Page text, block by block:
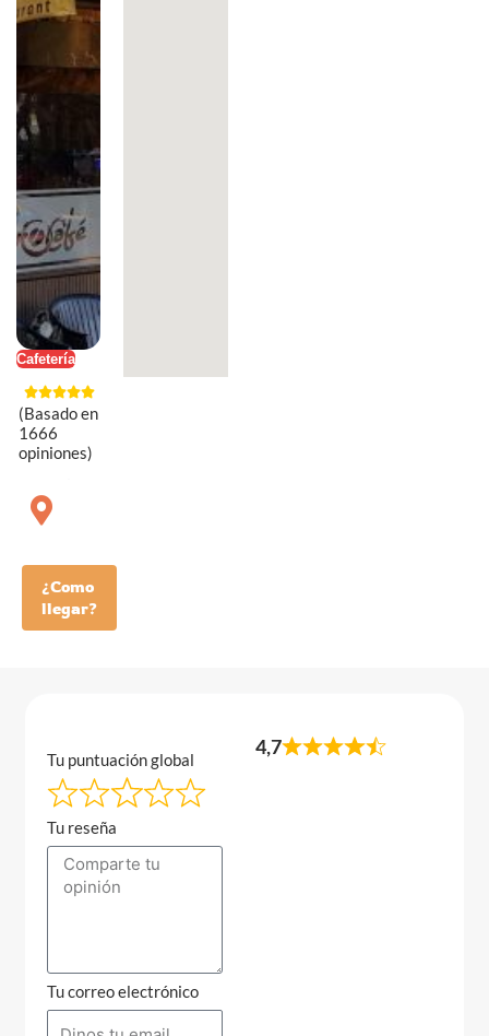
Cafetería
(Basado en
1666
opiniones)
¿Como
llegar?
Tu puntuación global
Tu reseña
Tu correo electrónico
4,7